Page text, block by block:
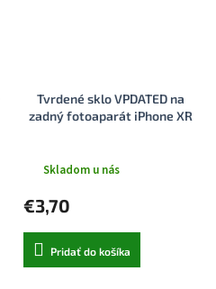
Tvrdené sklo VPDATED na
zadný fotoaparát iPhone XR
Skladom u nás
€3,70
Pridať do košíka